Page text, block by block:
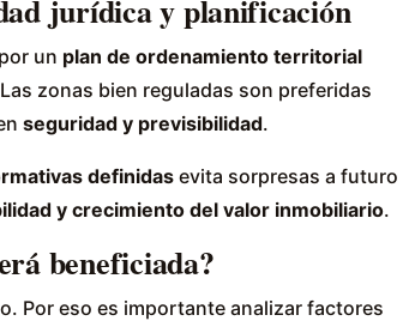
jurídica y planificación
un plan de ordenamiento territorial
zonas bien reguladas son preferidas
seguridad y previsibilidad.
definidas evita sorpresas a futuro
y crecimiento del valor inmobiliario.
beneficiada?
Por eso es importante analizar factores